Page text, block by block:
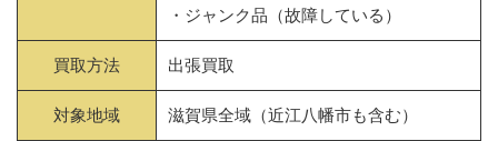
・ジャンク品（故障している）
買取方法 出張買取
対象地域 滋賀県全域（近江八幡市も含む）